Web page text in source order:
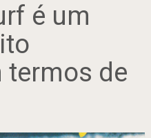
é um
termos de